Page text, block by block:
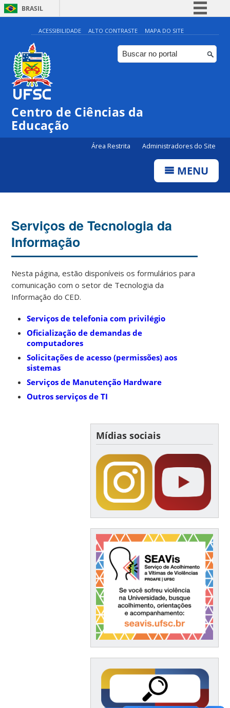
BRASIL
Simplifique!
Comunica BR
Participe
ACESSIBILIDADE ALTO CONTRASTE MAPA DO SITE
Centro de Ciências da
Educação
Área Restrita Administradores do Site
MENU
Serviços de Tecnologia da
Informação
Nesta página, estão disponíveis os formulários para
comunicação com o setor de Tecnologia da
Informação do CED.
Serviços de telefonia com privilégio
Oficialização de demandas de
computadores
Solicitações de acesso (permissões) aos
sistemas
Serviços de Manutenção Hardware
Outros serviços de TI
Mídias sociais